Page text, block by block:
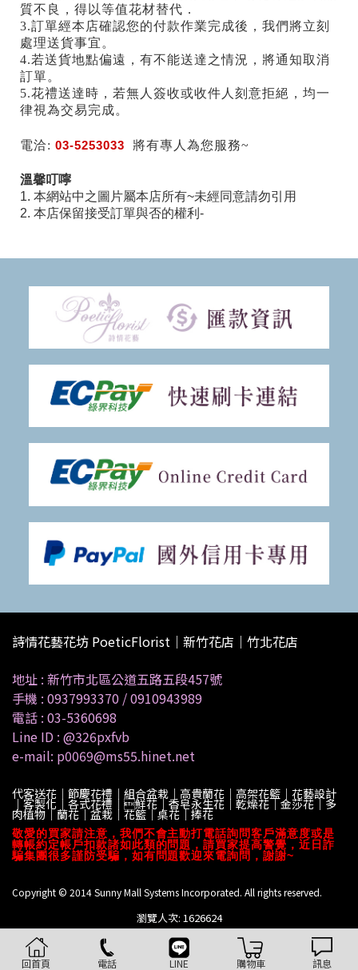
回首頁 電話 LINE 購物車 訊息
質不良，得以等值花材替代．
3.訂單經本店確認您的付款作業完成後，我們將立刻
處理送貨事宜。
4.若送貨地點偏遠，有不能送達之情況，將通知取消
訂單。
5.花禮送達時，若無人簽收或收件人刻意拒絕，均一
律視為交易完成。
電洽:03-5253033 將有專人為您服務~
溫馨叮嚀
1. 本網站中之圖片屬本店所有~未經同意請勿引用
2. 本店保留接受訂單與否的權利-
詩情花藝花坊 PoeticFlorist｜新竹花店｜竹北花店
地址 : 新竹市北區公道五路五段457號
手機 : 0937993370 /0910943989
電話 : 03-5360698
Line ID : @326pxfvb
e-mail: p0069@ms55.hinet.net
代客送花｜節慶花禮｜組合盆栽｜高貴蘭花｜高架花籃｜花藝設計
｜客製化｜各式花禮｜鮮花｜香皂永生花｜乾燥花｜金莎花｜多
肉植物｜蘭花｜盆栽｜花籃｜桌花｜捧花
敬愛的買家請注意，我們不會主動打電話詢問客戶滿意度或是
轉帳約定帳戶扣款諸如此類的問題，請買家提高警覺，近日詐
騙集團很多謹防受騙，如有問題歡迎來電詢問，謝謝~
Copyright © 2014 Sunny Mall Systems Incorporated. All rights reserved.
瀏覽人次: 1626624